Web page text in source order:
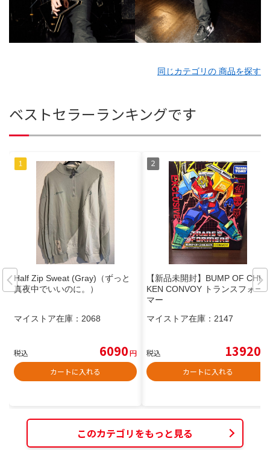
同じカテゴリの 商品を探す
ベストセラーランキングです
Half Zip Sweat (Gray)（ずっと
真夜中でいいのに。）
マイストア在庫： 2068
税込 6090円
カートに入れる
【新品未開封】BUMP OF CHIC
KEN CONVOY トランスフォー
マー
マイストア在庫： 2147
税込 13920
カートに入れる
このカテゴリをもっと見る